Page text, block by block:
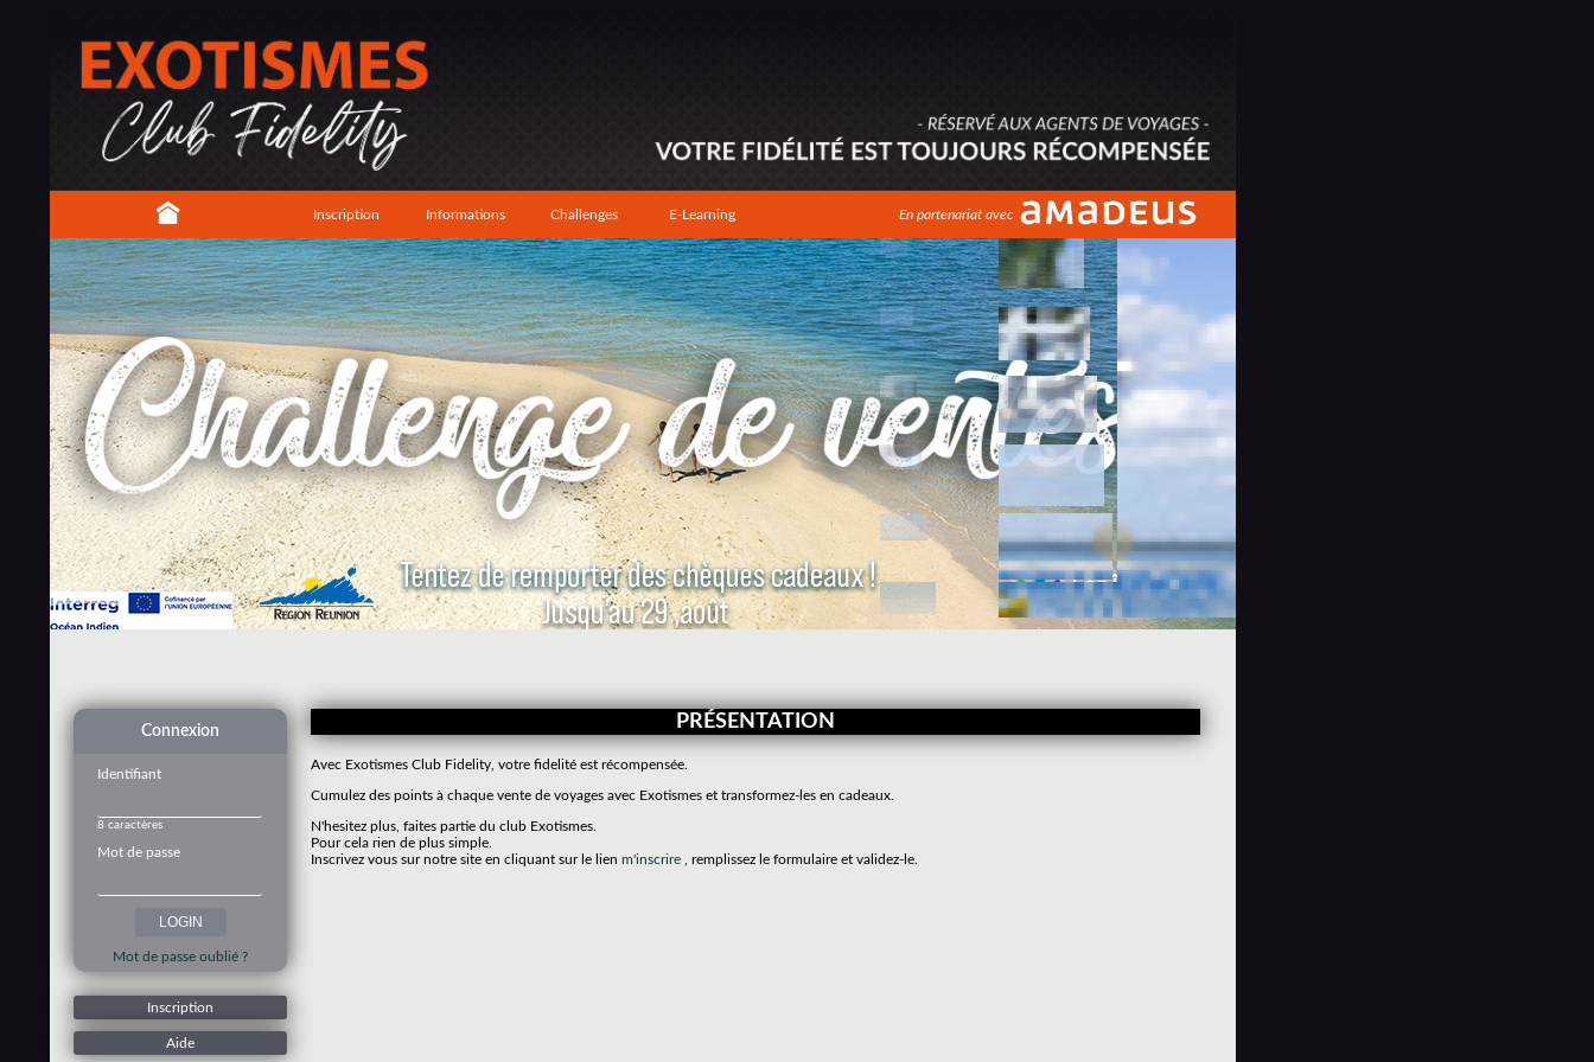
Inscription Informations Challenges E-Learning En partenariat avec
Connexion
Identifiant
8 caractères
Mot de passe
Mot de passe oublié ?
Inscription
Aide
PRÉSENTATION
Avec Exotismes Club Fidelity, votre fidelité est récompensée.
Cumulez des points à chaque vente de voyages avec Exotismes et transformez-les en cadeaux.
N'hesitez plus, faites partie du club Exotismes.
Pour cela rien de plus simple.
Inscrivez vous sur notre site en cliquant sur le lien m'inscrire , remplissez le formulaire et validez-le.